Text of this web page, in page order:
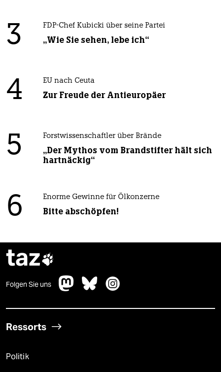
3 FDP-Chef Kubicki über seine Partei
„Wie Sie sehen, lebe ich“
4 EU nach Ceuta
Zur Freude der Antieuropäer
5 Forstwissenschaftler über Brände
„Der Mythos vom Brandstifter hält sich
hartnäckig“
6 Enorme Gewinne für Ölkonzerne
Bitte abschöpfen!
taz
Folgen Sie uns
Ressorts
Politik